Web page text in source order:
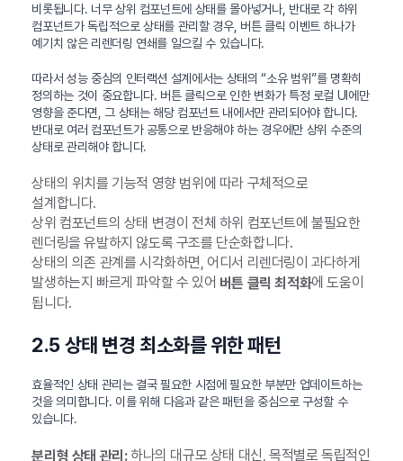
비롯됩니다. 너무 상위 컴포넌트에 상태를 몰아넣거나, 반대로 각 하위
컴포넌트가 독립적으로 상태를 관리할 경우, 버튼 클릭 이벤트 하나가
예기치 않은 리렌더링 연쇄를 일으킬 수 있습니다.
따라서 성능 중심의 인터랙션 설계에서는 상태의 “소유 범위”를 명확히
정의하는 것이 중요합니다. 버튼 클릭으로 인한 변화가 특정 로컬 UI에만
영향을 준다면, 그 상태는 해당 컴포넌트 내에서만 관리되어야 합니다.
반대로 여러 컴포넌트가 공통으로 반응해야 하는 경우에만 상위 수준의
상태로 관리해야 합니다.
상태의 위치를 기능적 영향 범위에 따라 구체적으로
설계합니다.
상위 컴포넌트의 상태 변경이 전체 하위 컴포넌트에 불필요한
렌더링을 유발하지 않도록 구조를 단순화합니다.
상태의 의존 관계를 시각화하면, 어디서 리렌더링이 과다하게
발생하는지 빠르게 파악할 수 있어 버튼 클릭 최적화에 도움이
됩니다.
2.5 상태 변경 최소화를 위한 패턴
효율적인 상태 관리는 결국 필요한 시점에 필요한 부분만 업데이트하는
것을 의미합니다. 이를 위해 다음과 같은 패턴을 중심으로 구성할 수
있습니다.
분리형 상태 관리:하나의 대규모 상태 대신, 목적별로 독립적인